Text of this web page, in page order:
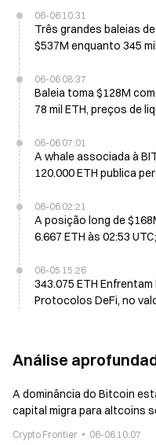
06-06 10:31
Três grandes baleias
$537M enquanto 345 mil ETH atinge níveis críticos de
06-06 08:37
Baleia toma $128M com 3x de alavancagem para acumular
78 mil ETH, preços de
06-06 07:01
A whale associada à
120.000 ETH publica perda
06-06 02:21
A posição long de
6.667 ETH às 02:53
06-05 15:26
343.075 ETH
Protocolos DeFi, no
Análise
A dominância do Bitcoin
capital migra para altcoins
Crypto Frontier 06-06 10:07